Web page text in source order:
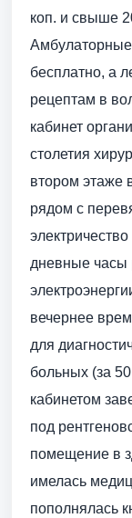
коп. и свыше
бесплатно, а
рецептам в
кабинет
столетия
втором этаже
рядом с
дневные часы
вечернее
для
больных (за
кабинетом
под
помещение в
имелась
пополнялась